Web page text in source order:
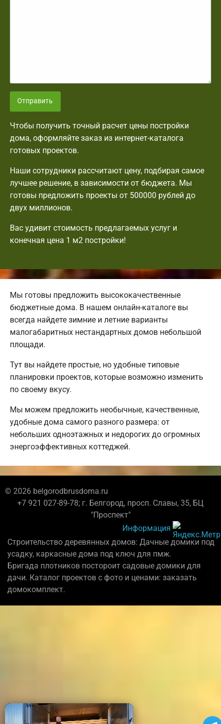
Отправить
Чтобы получить точный расчет цены постройки
дома, оформляйте заказ из интернет-каталога
готовых проектов.
Наши сотрудники рассчитают цену, подбирая самое
лучшее решение, в зависимости от бюджета. Мы
готовы предложить проекты от 500000 рублей до
двух миллионов.
Вас удивит стоимость предлагаемых услуг и
конечная цена 1 м2 постройки!
Мы готовы предложить высококачественные
бюджетные дома. В нашем онлайн-каталоге вы
всегда найдете зимние и летние варианты
малогабаритных нестандартных домов небольшой
площади.
Тут вы найдете простые, но удобные типовые
планировки проектов, которые возможно изменить
по своему вкусу.
Мы можем предложить необычные, качественные,
удобные дома самого разного размера: от
небольших одноэтажных и недорогих до огромных
энергоэффективных коттеджей.
© 2026 belgorodbrusdoma.ru
+7 921 027-89-78; г. Белгород, просп. Славы, 35, БЦ
"Проспект"
Информация
Строительство деревянных домов: Дачные домики под
усадку, каркасные дома под ключ для пмж.
Бригада плотников постороит садовые домики для
дачи. Каталог проектов с фото и ценами: заказать
домокомплект.